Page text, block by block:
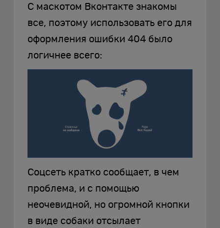
С маскотом Вконтакте знакомы
все, поэтому использовать его для
оформления ошибки 404 было
логичнее всего:
Соцсеть кратко сообщает, в чем
проблема, и с помощью
неочевидной, но огромной кнопки
в виде собаки отсылает